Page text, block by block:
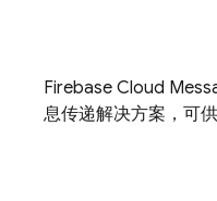
Firebase Cloud
息传递解决方案，可